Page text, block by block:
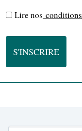
Lire nos conditions